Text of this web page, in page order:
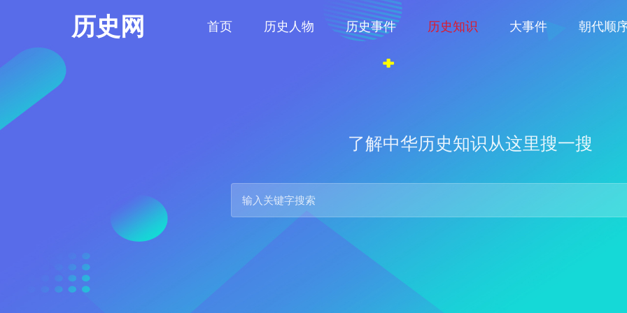
历史网 首页 历史人物 历史事件 历史知识 大事件 朝代顺
了解中华历史知识从这里搜一搜